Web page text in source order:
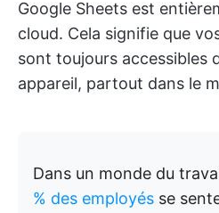
Google Sheets est
cloud. Cela signifie que
sont toujours accessibles
appareil, partout dans le
Dans un monde du
% des employés se